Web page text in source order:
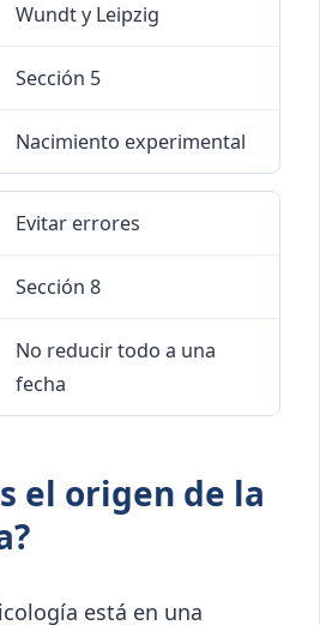
Wundt y Leipzig
Sección 5
Nacimiento experimental
Evitar errores
Sección 8
No reducir todo a una
fecha
el origen de la
está en una